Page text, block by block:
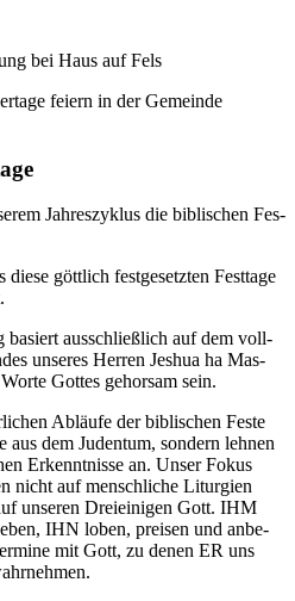
Jah­res­zy­klus die bibli­schen Fes­
gött­lich fest­ge­setz­ten Fest­ta­ge
basiert aus­schließ­lich auf dem voll­
unse­res Her­ren Jes­hua ha Mas­
Got­tes gehor­sam sein.
Abläu­fe der bibli­schen Fes­te
dem Juden­tum, son­dern leh­nen
Erkennt­nis­se an. Unser Fokus
nicht auf mensch­li­che Lit­ur­gien
unse­ren Drei­ei­ni­gen Gott. IHM
IHN loben, prei­sen und anbe­
mit Gott, zu denen ER uns